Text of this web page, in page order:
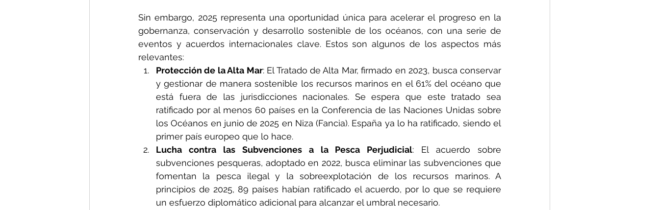
Sin embargo, 2025 representa una oportunidad única para acelerar el progreso en la
gobernanza, conservación y desarrollo sostenible de los océanos, con una serie de
eventos y acuerdos internacionales clave. Estos son algunos de los aspectos más
relevantes:
Protección de la Alta Mar: El Tratado de Alta Mar, firmado en 2023, busca conservar
y gestionar de manera sostenible los recursos marinos en el 61% del océano que
está fuera de las jurisdicciones nacionales. Se espera que este tratado sea
ratificado por al menos 60 países en la Conferencia de las Naciones Unidas sobre
los Océanos en junio de 2025 en Niza (Fancia). España ya lo ha ratificado, siendo el
primer país europeo que lo hace.
Lucha contra las Subvenciones a la Pesca Perjudicial: El acuerdo sobre
subvenciones pesqueras, adoptado en 2022, busca eliminar las subvenciones que
fomentan la pesca ilegal y la sobreexplotación de los recursos marinos. A
principios de 2025, 89 países habían ratificado el acuerdo, por lo que se requiere
un esfuerzo diplomático adicional para alcanzar el umbral necesario.